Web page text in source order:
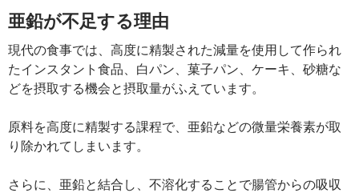
亜鉛が不足する理由
現代の食事では、高度に精製された減量を使用して作られ
たインスタント食品、白パン、菓子パン、ケーキ、砂糖な
どを摂取する機会と摂取量がふえています。
原料を高度に精製する課程で、亜鉛などの微量栄養素が取
り除かれてしまいます。
さらに、亜鉛と結合し、不溶化することで腸管からの吸収